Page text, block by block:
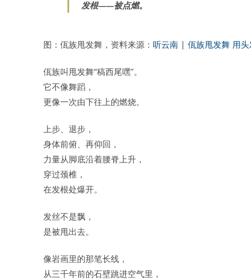
发根——被点燃。
图：佤族甩发舞，资料来源： 听云南 | 佤族甩发舞 用
佤族叫甩发舞“稿西尾嘿”。
它不像舞蹈，
更像一次由下往上的燃烧。
上步、退步，
身体前俯、再仰回，
力量从脚底沿着腰脊上升，
穿过颈椎，
在发根处爆开。
发丝不是飘，
是被甩出去。
像岩画里的那笔长线，
从三千年前的石壁跳进空气里，